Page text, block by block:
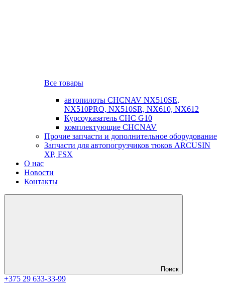
Все товары
автопилоты CHCNAV NX510SE,
NX510PRO, NX510SR, NX610, NX612
Курсоуказатель CHC G10
комплектующие CHCNAV
Прочие запчасти и дополнительное оборудование
Запчасти для автопогрузчиков тюков ARCUSIN
XP, FSX
О нас
Новости
Контакты
Поиск
+375 29 633-33-99